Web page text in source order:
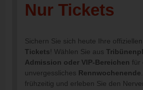
Nur Tickets
Sichern Sie sich heute Ihre offiziellen
Tickets ! Wählen Sie aus
Admission oder VIP-Bereichen für
unvergessliches Rennwochenende
frühzeitig und erleben Sie den